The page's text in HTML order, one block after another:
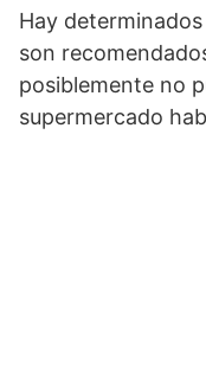
Hay determinados
son
posiblemente no
supermercado